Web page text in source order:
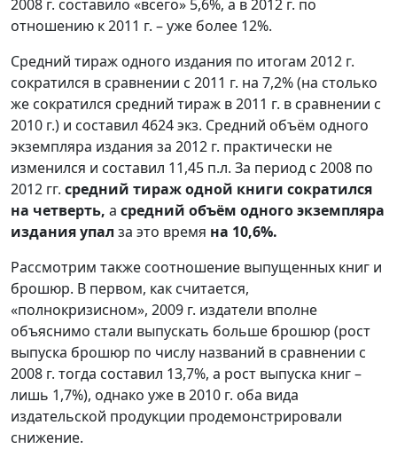
2008 г. составило «всего» 5,6%, а в 2012 г. по
отношению к 2011 г. – уже более 12%.
Средний тираж одного издания по итогам 2012 г.
сократился в сравнении с 2011 г. на 7,2% (на столько
же сократился средний тираж в 2011 г. в сравнении с
2010 г.) и составил 4624 экз. Средний объём одного
экземпляра издания за 2012 г. практически не
изменился и составил 11,45 п.л. За период с 2008 по
2012 гг. средний тираж одной книги сократился
на четверть, а средний объём одного экземпляра
издания упал за это время на 10,6%.
Рассмотрим также соотношение выпущенных книг и
брошюр. В первом, как считается,
«полнокризисном», 2009 г. издатели вполне
объяснимо стали выпускать больше брошюр (рост
выпуска брошюр по числу названий в сравнении с
2008 г. тогда составил 13,7%, а рост выпуска книг –
лишь 1,7%), однако уже в 2010 г. оба вида
издательской продукции продемонстрировали
снижение.